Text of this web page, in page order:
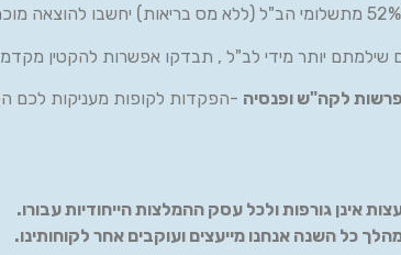
שילמתם יותר מידי לב"ל , תבדקו אפשרות להקטין
לקה"ש ופנסיה -הפקדות לקופות מעניקות לכם
אינן גורפות ולכל עסק ההמלצות הייחודיות עבורו.
כל השנה אנחנו מייעצים ועוקבים אחר לקוחותינו.